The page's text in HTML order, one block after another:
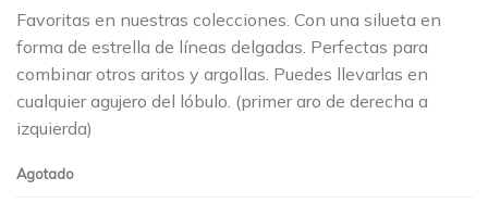
Favoritas en nuestras colecciones. Con una silueta en
forma de estrella de líneas delgadas. Perfectas para
combinar otros aritos y argollas. Puedes llevarlas en
cualquier agujero del lóbulo. (primer aro de derecha a
izquierda)
Agotado